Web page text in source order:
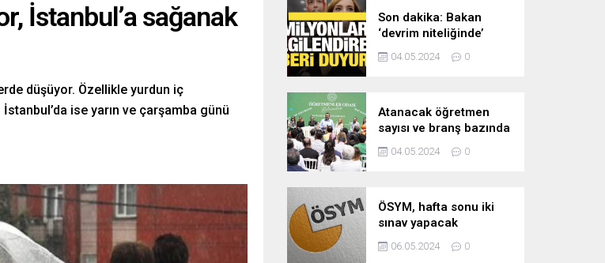
İstanbul’a sağanak
düşüyor. Özellikle yurdun iç
ise yarın ve çarşamba günü
Son dakika: Bakan
‘devrim niteliğinde’
deyip duyurdu!
Milyonları ilgilendiren
04.05.2024 0
Atanacak öğretmen
sayısı ve branş bazında
kontenjan dağılımları
pazartesi belli oluyor
04.05.2024 0
ÖSYM, hafta sonu iki
sınav yapacak
06.05.2024 0